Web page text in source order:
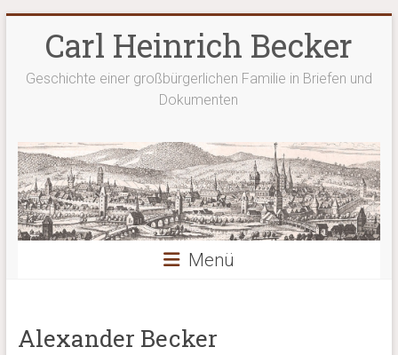
springenCarl Heinrich Becker
Geschichte einer großbürgerlichen Familie in Briefen und
Dokumenten
Menü
Alexander Becker